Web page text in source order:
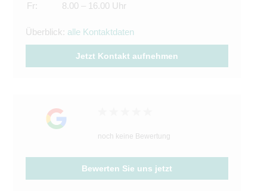
Fr:
8.00 – 16.00 Uhr
Überblick: alle Kontaktdaten
Jetzt Kontakt aufnehmen
noch keine Bewertung
Bewerten Sie uns jetzt